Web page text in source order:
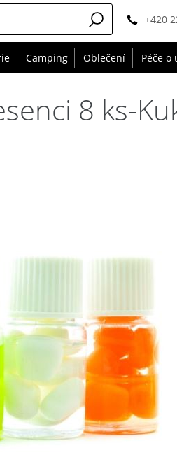
+420
Camping Oblečení Péče o
8 ks-